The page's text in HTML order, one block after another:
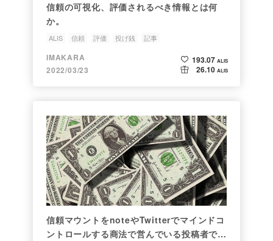
信頼の可視化、評価されるべき情報とは何
か。
ALIS 信頼 評価 投げ銭 記事
IMAKARA
2022/03/23
193.07 ALIS
26.10 ALIS
信頼マウントをnoteやTwitterでマインドコ
ントロールする商法で営んでいる投稿者で思